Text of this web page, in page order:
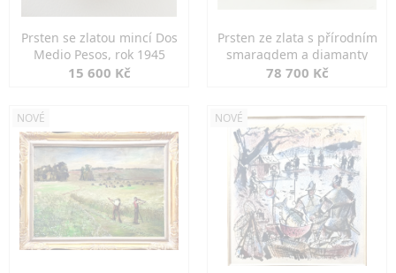
Prsten se zlatou mincí Dos
Medio Pesos, rok 1945
15 600 Kč
Prsten ze zlata s přírodním
smaragdem a diamanty
78 700 Kč
NOVÉ NOVÉ